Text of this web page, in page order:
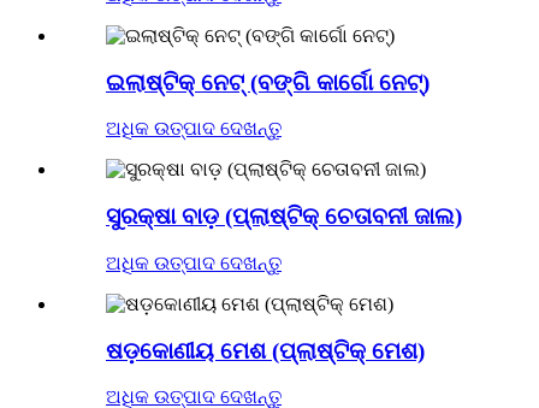
ଇଲାଷ୍ଟିକ୍ ନେଟ୍ (ବଙ୍ଗି କାର୍ଗୋ ନେଟ୍)
ଅଧିକ ଉତ୍ପାଦ ଦେଖନ୍ତୁ
ସୁରକ୍ଷା ବାଡ଼ (ପ୍ଲାଷ୍ଟିକ୍ ଚେତାବନୀ ଜାଲ)
ଅଧିକ ଉତ୍ପାଦ ଦେଖନ୍ତୁ
ଷଡ଼କୋଣୀୟ ମେଶ (ପ୍ଲାଷ୍ଟିକ୍ ମେଶ)
ଅଧିକ ଉତ୍ପାଦ ଦେଖନ୍ତୁ